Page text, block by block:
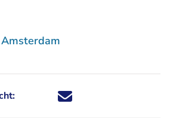
Deel dit nieuwsbericht via X -
Deel dit nieuwsbericht via
Deel dit nieuwsbericht
Deel dit